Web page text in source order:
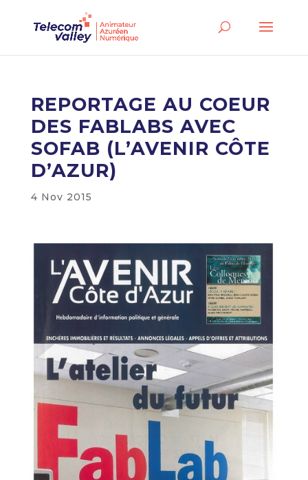
REPORTAGE AU COEUR
DES FABLABS AVEC
SOFAB (L’AVENIR CÔTE
D’AZUR)
4 Nov 2015